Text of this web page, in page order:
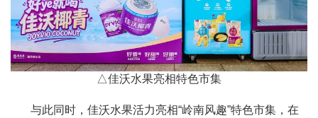
△佳沃水果亮相特色市集
与此同时，佳沃水果活力亮相“岭南风趣”特色市集，在